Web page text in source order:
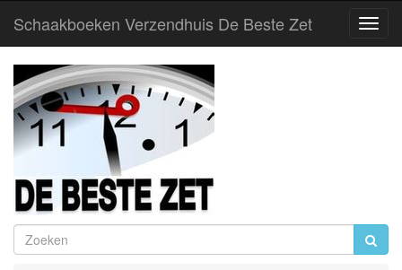
Schaakboeken Verzendhuis De Beste Zet